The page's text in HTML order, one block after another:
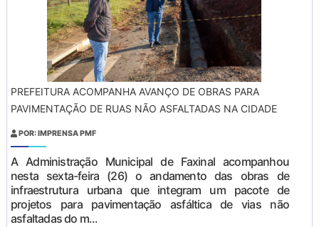
PREFEITURA ACOMPANHA AVANÇO DE OBRAS PARA
PAVIMENTAÇÃO DE RUAS NÃO ASFALTADAS NA CIDADE
POR: IMPRENSA PMF
A Administração Municipal de Faxinal acompanhou
nesta sexta-feira (26) o andamento das obras de
infraestrutura urbana que integram um pacote de
projetos para pavimentação asfáltica de vias não
asfaltadas do m...